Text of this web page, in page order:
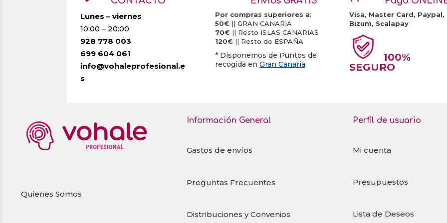
Lunes – viernes
10:00 – 20:00
928 778 003
699 604 061
info@vohaleprofesional.e
s
Por compras superiores a:
50€|| GRAN CANARIA
70€|| Resto ISLAS CANARIAS
120€|| Resto de ESPAÑA
* Disponemos de Puntos de
recogida en Gran Canaria
Visa, Master Card, Paypal,
Bizum, Scalapay
100%
SEGURO
Quienes Somos
Información General
Gastos de envíos
Preguntas Frecuentes
Distribuciones y Convenios
Perfil de usuario
Mi cuenta
Presupuestos
Lista de Deseos